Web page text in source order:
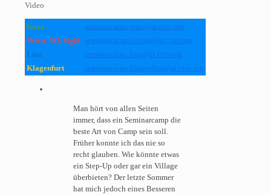
Video
Graz:
seminarcamp.graz@at.cisv.org
Wien, NÖ, Bgld: seminarcamp.vienna@at.cisv.org
Linz:
seminarcamp.linz@at.cisv.org
Klagenfurt: seminarcamp.klagenfurt@at.cisv.org
Man hört von allen Seiten
immer, dass ein Seminarcamp die
beste Art von Camp sein soll.
Früher konnte ich das nie so
recht glauben. Wie könnte etwas
ein Step-Up oder gar ein Village
überbieten? Der letzte Sommer
hat mich jedoch eines Besseren